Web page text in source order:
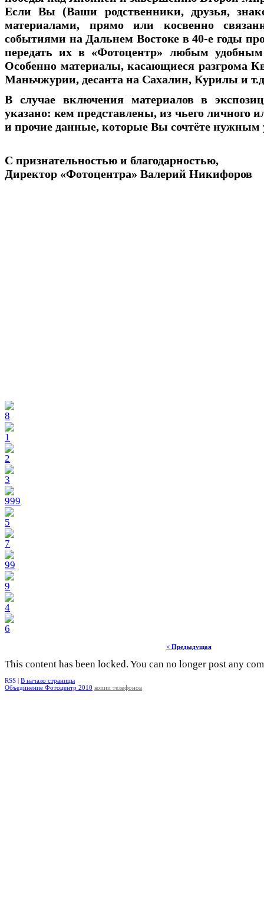
Если Вы (Ваши родственники, друзья,
материалами, прямо или косвенно
событиями на Дальнем Востоке в 40-е годы
передать их в «Фотоцентр» любым
Особенно материалы, касающиеся разгрома
Маньчжурии, десанта на Сахалин, Курилы и
В случае включения материалов в
указано: кем представлены, из чьего личного
и прочие данные, которые Вы сочтёте нужным
С признательностью и благодарностью,
Директор «Фотоцентра» Валерий Никифоров
< Предыдущая
This content has been locked. You can no longer post any
RSS | В начало страницы
Объединение Фотоцентр 2010 копии телефонов